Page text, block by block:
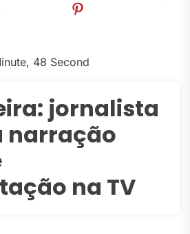
48 Second
jornalista
narração
na TV